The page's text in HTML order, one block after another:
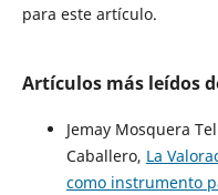
para este artículo.
Artículos más leídos
Jemay Mosquera
Caballero, La
como instrumento